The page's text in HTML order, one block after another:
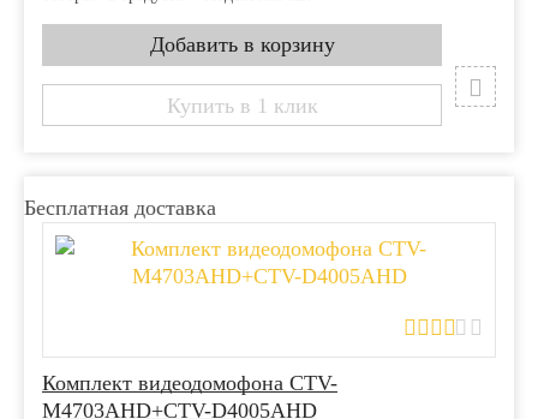
Купить в 1 клик
Бесплатная доставка
Комплект видеодомофона CTV-
M4703AHD+CTV-D4005AHD